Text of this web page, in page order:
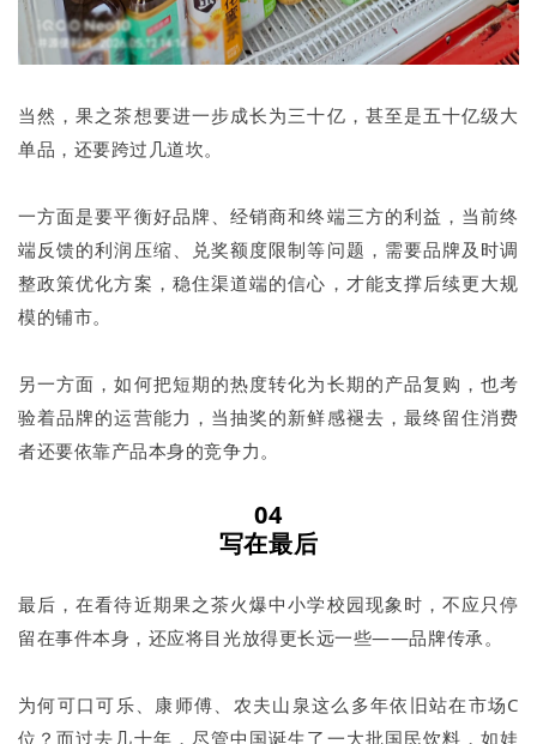
当然，果之茶想要进一步成长为三十亿，甚至是五十亿级大
单品，还要跨过几道坎。
一方面是要平衡好品牌、经销商和终端三方的利益，当前终
端反馈的利润压缩、兑奖额度限制等问题，需要品牌及时调
整政策优化方案，稳住渠道端的信心，才能支撑后续更大规
模的铺市。
另一方面，如何把短期的热度转化为长期的产品复购，也考
验着品牌的运营能力，当抽奖的新鲜感褪去，最终留住消费
者还要依靠产品本身的竞争力。
04
写在最后
最后，在看待近期果之茶火爆中小学校园现象时，不应只停
留在事件本身，还应将目光放得更长远一些——品牌传承。
为何可口可乐、康师傅、农夫山泉这么多年依旧站在市场C
位？而过去几十年，尽管中国诞生了一大批国民饮料，如娃